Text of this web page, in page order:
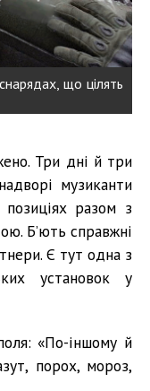
що цілять
Три дні й три
музиканти
разом з
Б’ють справжні
Є тут одна з
установок у
«По-іншому й
порох, мороз,